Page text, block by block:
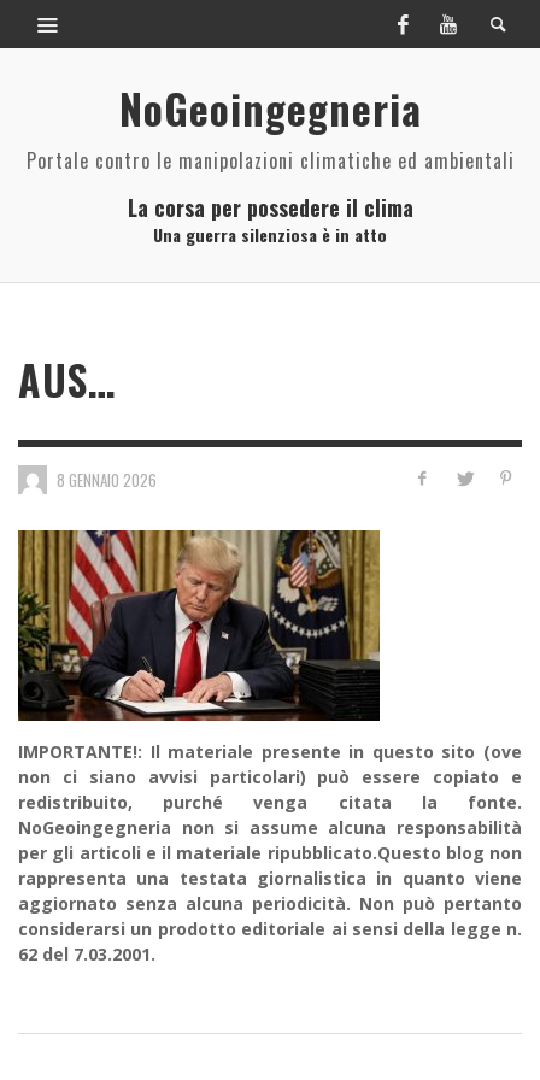
NoGeoingegneria
Portale contro le manipolazioni climatiche ed ambientali
La corsa per possedere il clima
Una guerra silenziosa è in atto
AUS…
8 GENNAIO 2026
IMPORTANTE!: Il materiale presente in questo sito (ove
non ci siano avvisi particolari) può essere copiato e
redistribuito, purché venga citata la fonte.
NoGeoingegneria non si assume alcuna responsabilità
per gli articoli e il materiale ripubblicato.Questo blog non
rappresenta una testata giornalistica in quanto viene
aggiornato senza alcuna periodicità. Non può pertanto
considerarsi un prodotto editoriale ai sensi della legge n.
62 del 7.03.2001.